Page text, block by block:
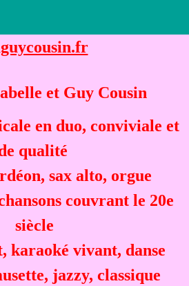
et Guy Cousin
en duo, conviviale et
qualité
sax alto, orgue
couvrant le 20e
siècle
karaoké vivant, danse
jazzy, classique